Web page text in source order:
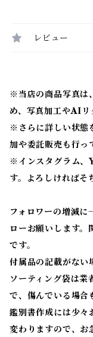
レビュー
※当店の商品写真は
め、写真加工やAIリ
※ さらに詳しい状
加や委託販売も行っ
※ インスタグラム
す。よろしければそ
フォロワーの増減に
ローお願いします。
です。
付属品の記載がない
ソーティング袋は業
で、傷んでいる場合
鑑別書作成には少々
変わりますので、お